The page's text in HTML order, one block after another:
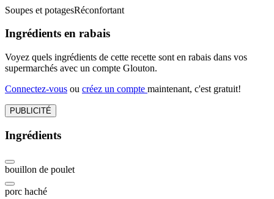
Soupes et potagesRéconfortant
Ingrédients en rabais
Voyez quels ingrédients de cette recette sont en rabais dans vos
supermarchés avec un compte Glouton.
Connectez-vous ou créez un compte maintenant, c'est gratuit!
PUBLICITÉ
Ingrédients
bouillon de poulet
porc haché